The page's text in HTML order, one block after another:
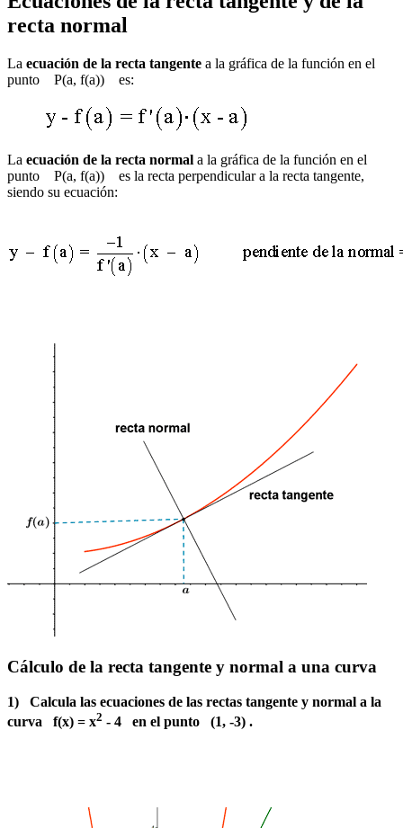
recta normal
La ecuación de la recta tangente a la gráfica de la función en el
punto P(a, f(a)) es:
La ecuación de la recta normal a la gráfica de la función en el
punto P(a, f(a)) es la recta perpendicular a la recta tangente,
siendo su ecuación:
Cálculo de la recta tangente y normal a una curva
1) Calcula las ecuaciones de las rectas tangente y normal a la
curva f(x) = x2 - 4 en el punto (1, -3) .